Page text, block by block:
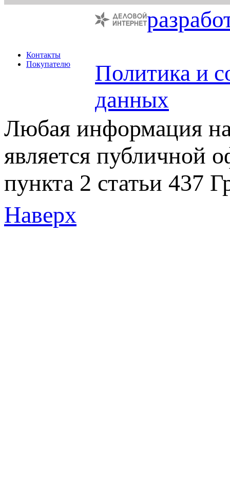
Контакты
Покупателю
Политика и
данных
Любая информация на
является публичной
пункта 2 статьи 437
Наверх